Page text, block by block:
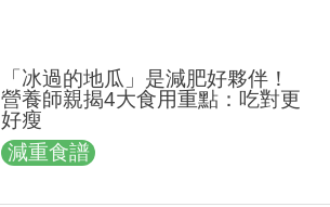
「冰過的地瓜」是減肥好夥伴！
營養師親揭4大食用重點：吃對更
好瘦
減重食譜